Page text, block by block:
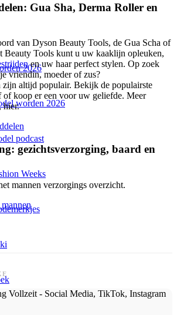
2026
worden 2026
podcast
Weeks
Gua Sha, Derma Roller en
van Dyson Beauty Tools, de Gua Scha of
Beauty Tools kunt u uw kaaklijn opleuken,
en uw haar perfect stylen. Op zoek
vriendin, moeder of zus?
zijn altijd populair. Bekijk de populairste
of koop er een voor uw geliefde. Meer
hier.
gezichtsverzorging, baard en
mannen verzorgings overzicht.